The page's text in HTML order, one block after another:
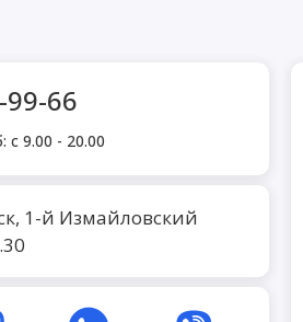
99-66
9.00 - 20.00
1-й Измайловский